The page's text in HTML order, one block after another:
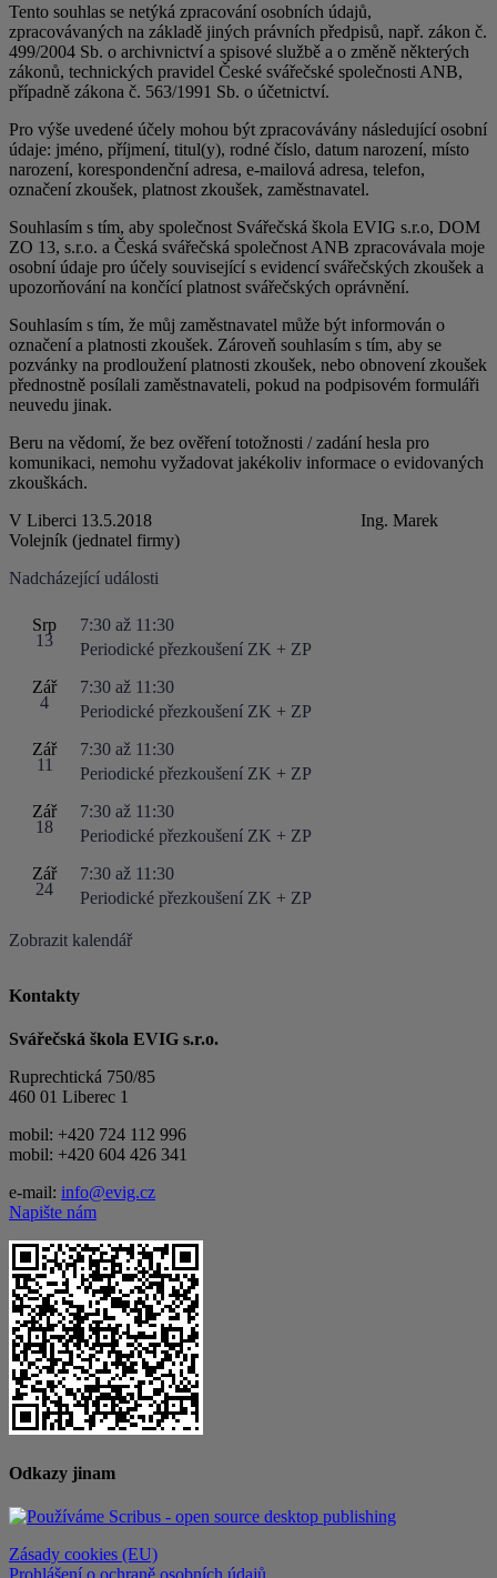
Tento souhlas se netýká zpracování osobních údajů,
zpracovávaných na základě jiných právních předpisů, např. zákon č.
499/2004 Sb. o archivnictví a spisové službě a o změně některých
zákonů, technických pravidel České svářečské společnosti ANB,
případně zákona č. 563/1991 Sb. o účetnictví.
Pro výše uvedené účely mohou být zpracovávány následující osobní
údaje: jméno, příjmení, titul(y), rodné číslo, datum narození, místo
narození, korespondenční adresa, e-mailová adresa, telefon,
označení zkoušek, platnost zkoušek, zaměstnavatel.
Souhlasím s tím, aby společnost Svářečská škola EVIG s.r.o, DOM
ZO 13, s.r.o. a Česká svářečská společnost ANB zpracovávala moje
osobní údaje pro účely související s evidencí svářečských zkoušek a
upozorňování na končící platnost svářečských oprávnění.
Souhlasím s tím, že můj zaměstnavatel může být informován o
označení a platnosti zkoušek. Zároveň souhlasím s tím, aby se
pozvánky na prodloužení platnosti zkoušek, nebo obnovení zkoušek
přednostně posílali zaměstnavateli, pokud na podpisovém formuláři
neuvedu jinak.
Beru na vědomí, že bez ověření totožnosti / zadání hesla pro
komunikaci, nemohu vyžadovat jakékoliv informace o evidovaných
zkouškách.
V Liberci 13.5.2018 Ing. Marek
Volejník (jednatel firmy)
Nadcházející události
Srp
13
7:30 až 11:30
Periodické přezkoušení ZK + ZP
Zář
4
7:30 až 11:30
Periodické přezkoušení ZK + ZP
Zář
11
7:30 až 11:30
Periodické přezkoušení ZK + ZP
Zář
18
7:30 až 11:30
Periodické přezkoušení ZK + ZP
Zář
24
7:30 až 11:30
Periodické přezkoušení ZK + ZP
Zobrazit kalendář
Kontakty
Svářečská škola EVIG s.r.o.
Ruprechtická 750/85
460 01 Liberec 1
mobil: +420 724 112 996
mobil: +420 604 426 341
e-mail: info@evig.cz
Napište nám
Odkazy jinam
Zásady cookies (EU)
Prohlášení o ochraně osobních údajů